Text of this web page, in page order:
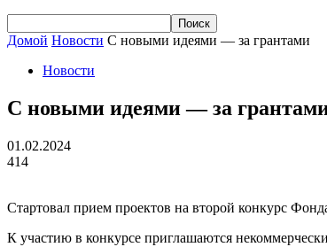
Домой Новости С новыми идеями — за грантами
Новости
С новыми идеями — за
01.02.2024
414
Стартовал прием проектов на второй конкурс
К участию в конкурсе приглашаются